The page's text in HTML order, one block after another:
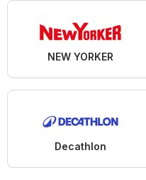
NEW YORKER
Decathlon